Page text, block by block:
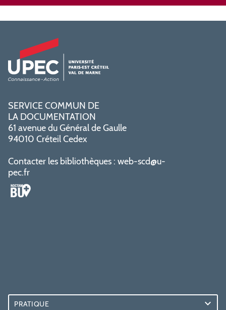
SERVICE COMMUN DE
LA DOCUMENTATION
61 avenue du Général de Gaulle
94010 Créteil Cedex
Contacter les bibliothèques : web-scd@u-
pec.fr
PRATIQUE